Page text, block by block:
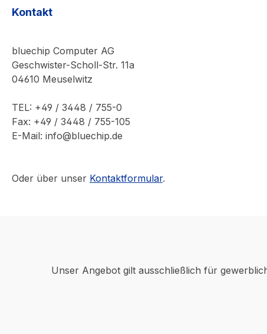
Kontakt
bluechip Computer AG
Geschwister-Scholl-Str. 11a
04610 Meuselwitz
TEL: +49 / 3448 / 755-0
Fax: +49 / 3448 / 755-105
E-Mail: info@bluechip.de
Oder über unser Kontaktformular.
Unser Angebot gilt ausschließlich für